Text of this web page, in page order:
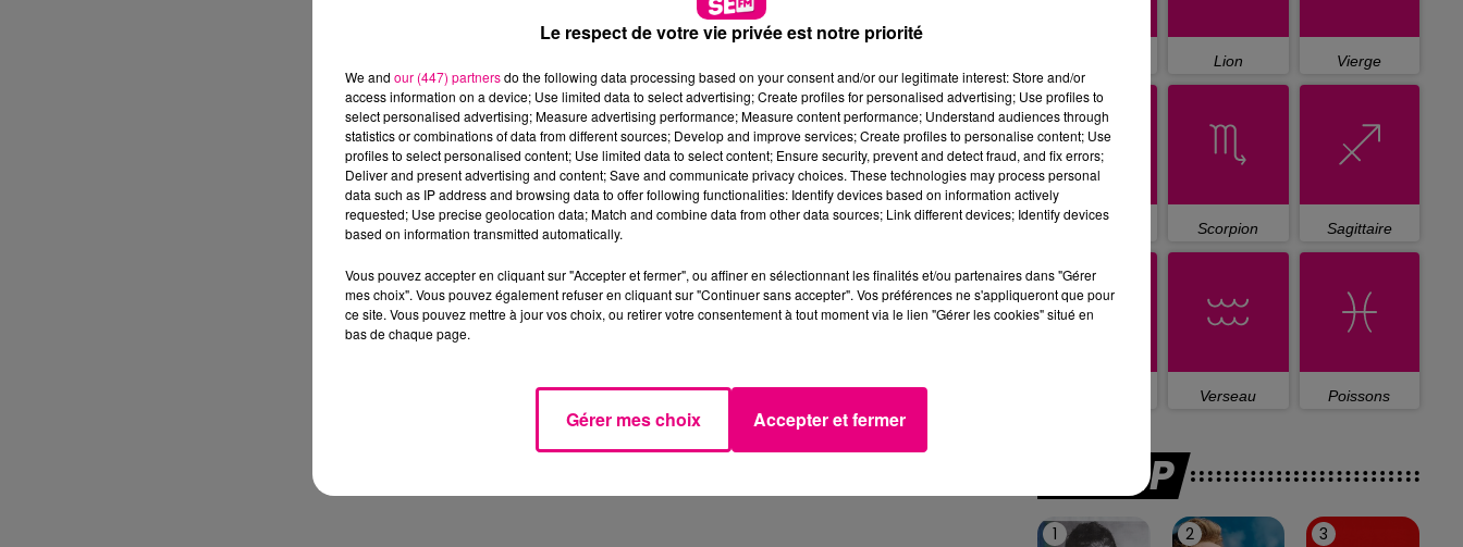
Lion Vierge
Scorpion Sagittaire
Verseau Poissons
LE TOP
1 2 3
Le respect de votre vie privée est notre priorité
We and our (447) partnersdo the following data processing based on your consent and/or our legitimate interest: Store and/or
access information on a device; Use limited data to select advertising; Create profiles for personalised advertising; Use profiles to
select personalised advertising; Measure advertising performance; Measure content performance; Understand audiences through
statistics or combinations of data from different sources; Develop and improve services; Create profiles to personalise content; Use
profiles to select personalised content; Use limited data to select content; Ensure security, prevent and detect fraud, and fix errors;
Deliver and present advertising and content; Save and communicate privacy choices. These technologies may process personal
data such as IP address and browsing data to offer following functionalities: Identify devices based on information actively
requested; Use precise geolocation data; Match and combine data from other data sources; Link different devices; Identify devices
based on information transmitted automatically.
Vous pouvez accepter en cliquant sur "Accepter et fermer", ou affiner en sélectionnant les finalités et/ou partenaires dans "Gérer
mes choix". Vous pouvez également refuser en cliquant sur "Continuer sans accepter". Vos préférences ne s'appliqueront que pour
ce site. Vous pouvez mettre à jour vos choix, ou retirer votre consentement à tout moment via le lien "Gérer les cookies" situé en
bas de chaque page.
Gérer mes choix Accepter et fermer